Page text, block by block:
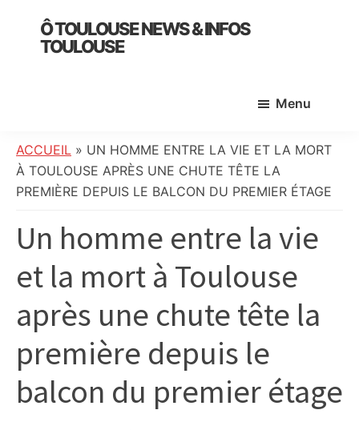
primary
Ô TOULOUSE NEWS & INFOS
TOULOUSE
:
info
locale,
culture,
politique,
météo,
divers
initiatives
citoyennes
Menu
ACCUEIL » UN HOMME ENTRE LA VIE ET LA MORT
À TOULOUSE APRÈS UNE CHUTE TÊTE LA
PREMIÈRE DEPUIS LE BALCON DU PREMIER ÉTAGE
Un homme entre la vie
et la mort à Toulouse
après une chute tête la
première depuis le
balcon du premier étage